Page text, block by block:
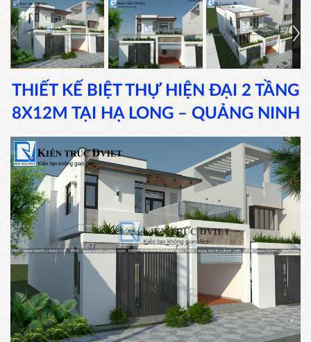
THIẾT KẾ BIỆT THỰ HIỆN ĐẠI 2 TẦNG
8X12M TẠI HẠ LONG – QUẢNG NINH